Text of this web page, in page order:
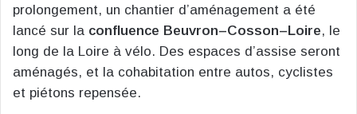
prolongement, un chantier d’aménagement a été
lancé sur la confluence Beuvron–Cosson–Loire, le
long de la Loire à vélo. Des espaces d’assise seront
aménagés, et la cohabitation entre autos, cyclistes
et piétons repensée.